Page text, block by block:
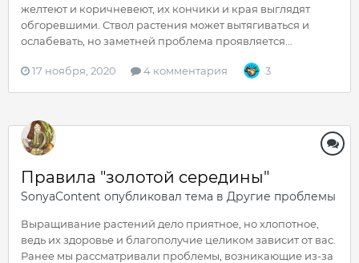
желтеют и коричневеют, их кончики и края выглядят
обгоревшими. Ствол растения может вытягиваться и
ослабевать, но заметней проблема проявляется...
17 ноября, 2020 4 комментария 3
Правила "золотой середины"
SonyaContent опубликовал тема в Другие проблемы
Выращивание растений дело приятное, но хлопотное,
ведь их здоровье и благополучие целиком зависит от вас.
Ранее мы рассматривали проблемы, возникающие из-за